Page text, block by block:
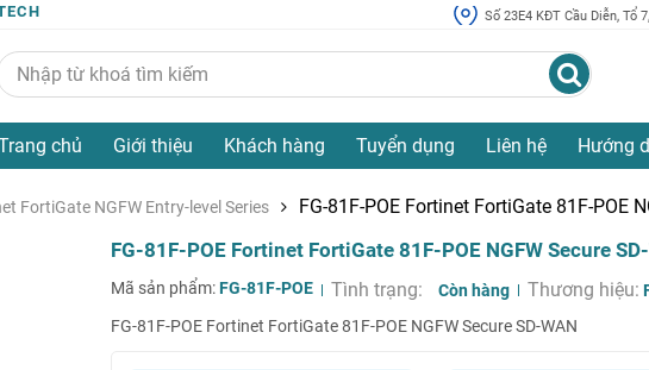
Số 23E4 KĐT Cầu Diễn, Tổ
chủ Giới thiệu Khách hàng Tuyển dụng Liên hệ Hướng
FortiGate NGFW Entry-level Series FG-81F-POE Fortinet FortiGate 81F-POE
FG-81F-POE Fortinet FortiGate 81F-POE NGFW Secure
Mã sản phẩm:FG-81F-POE Tình trạng: Còn hàng Thương hiệu:
FG-81F-POE Fortinet FortiGate 81F-POE NGFW Secure SD-WAN